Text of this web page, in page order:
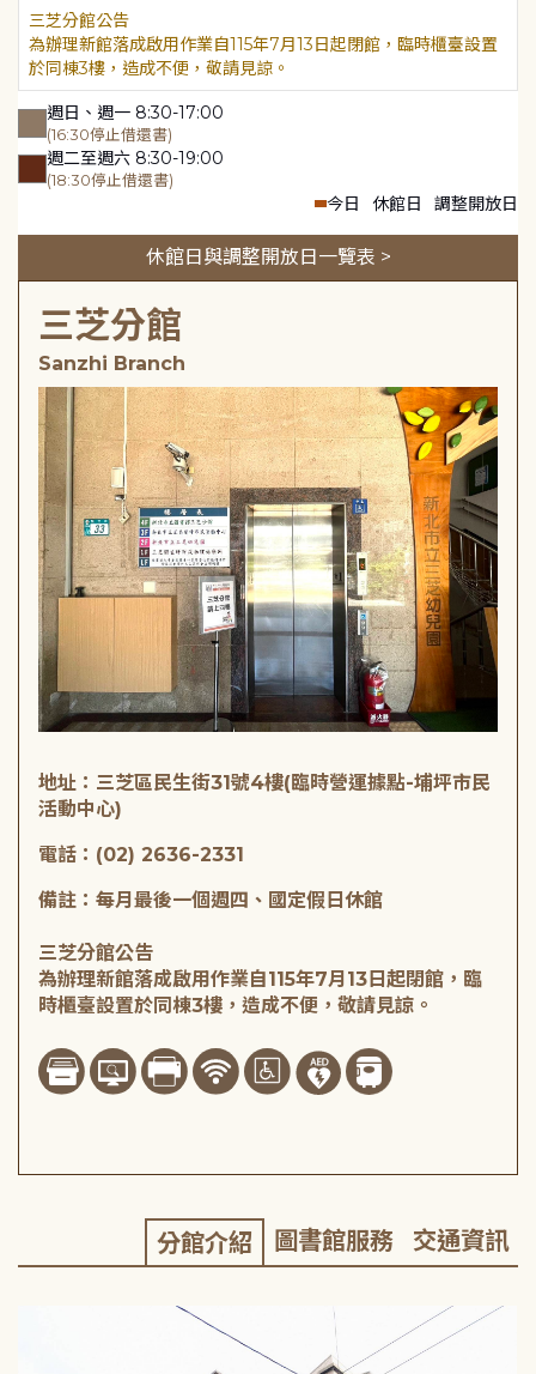
三芝分館公告
為辦理新館落成啟用作業自115年7月13日起閉館，臨時櫃臺設置
於同棟3樓，造成不便，敬請見諒。
週日、週一 8:30-17:00
(16:30停止借還書)
週二至週六 8:30-19:00
(18:30停止借還書)
今日 休館日 調整開放日
休館日與調整開放日一覽表 >
三芝分館
Sanzhi Branch
地址：三芝區民生街31號4樓(臨時營運據點-埔坪市民
活動中心)
電話：(02) 2636-2331
備註：每月最後一個週四、國定假日休館
三芝分館公告
為辦理新館落成啟用作業自115年7月13日起閉館，臨
時櫃臺設置於同棟3樓，造成不便，敬請見諒。
分館介紹 圖書館服務 交通資訊